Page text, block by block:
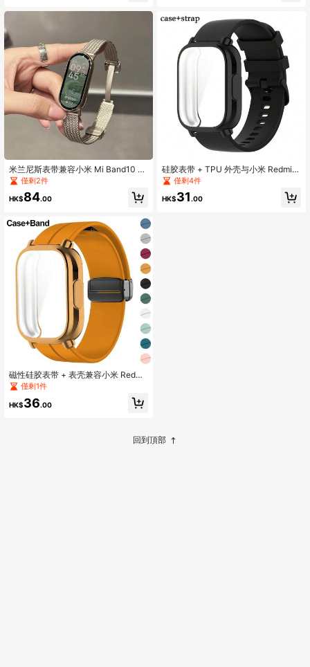
米兰尼斯表带兼容小米 Mi Band10 9
8 表带配件金属带磁性手环兼容小米
手环 9/8 NFC 手环适用于 MiBand 10
9 8 表带
僅剩2件
HK$84.00
磁性硅胶表带 + 表壳兼容小米 Redmi
Watch 5 Active Lite 智能手表腕带和
表壳兼容 Redmi Watch 5 Active Lite
僅剩1件
HK$36.00
硅胶表带 + TPU 外壳与小米 Redmi
Watch 5 Active Lite 兼容智能手表腕
带和外壳与 Redmi Watch 5 Active Li
te 兼容
僅剩4件
HK$31.00
回到頂部